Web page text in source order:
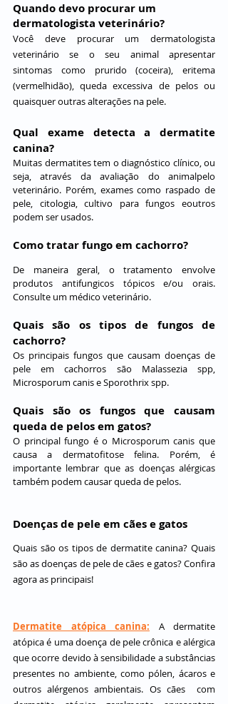
Quando devo procurar um
dermatologista veterinário?
Você deve procurar um dermatologista
veterinário se o seu animal apresentar
sintomas como prurido (coceira), eritema
(vermelhidão), queda excessiva de pelos ou
quaisquer outras alterações na pele.
Qual exame detecta a dermatite
canina?
Muitas dermatites tem o diagnóstico clínico, ou
seja, através da avaliação do animalpelo
veterinário. Porém, exames como raspado de
pele, citologia, cultivo para fungos eoutros
podem ser usados.
Como tratar fungo em cachorro?
De maneira geral, o tratamento envolve
produtos antifungicos tópicos e/ou orais.
Consulte um médico veterinário.
Quais são os tipos de fungos de
cachorro?
Os principais fungos que causam doenças de
pele em cachorros são Malassezia spp,
Microsporum canis e Sporothrix spp.
Quais são os fungos que causam
queda de pelos em gatos?
O principal fungo é o Microsporum canis que
causa a dermatofitose felina. Porém, é
importante lembrar que as doenças alérgicas
também podem causar queda de pelos.
Doenças de pele em cães e gatos
Quais são os tipos de dermatite canina? Quais
são as doenças de pele de cães e gatos? Confira
agora as principais!
Dermatite atópica canina:
A dermatite
atópica é uma doença de pele crônica e alérgica
que ocorre devido à sensibilidade a substâncias
presentes no ambiente, como pólen, ácaros e
outros alérgenos ambientais. Os cães  com